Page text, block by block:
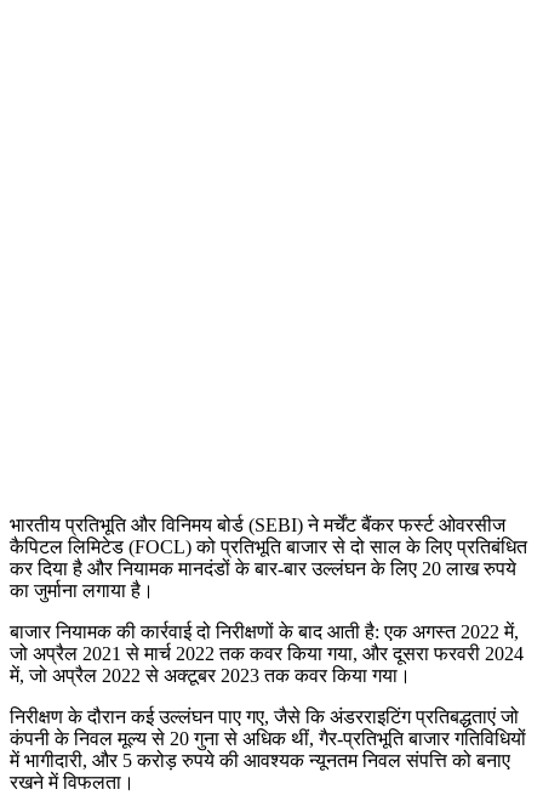
भारतीय प्रतिभूति और विनिमय बोर्ड (SEBI) ने मर्चेंट बैंकर फर्स्ट ओवरसीज
कैपिटल लिमिटेड (FOCL) को प्रतिभूति बाजार से दो साल के लिए प्रतिबंधित
कर दिया है और नियामक मानदंडों के बार-बार उल्लंघन के लिए 20 लाख रुपये
का जुर्माना लगाया है।
बाजार नियामक की कार्रवाई दो निरीक्षणों के बाद आती है: एक अगस्त 2022 में,
जो अप्रैल 2021 से मार्च 2022 तक कवर किया गया, और दूसरा फरवरी 2024
में, जो अप्रैल 2022 से अक्टूबर 2023 तक कवर किया गया।
निरीक्षण के दौरान कई उल्लंघन पाए गए, जैसे कि अंडरराइटिंग प्रतिबद्धताएं जो
कंपनी के निवल मूल्य से 20 गुना से अधिक थीं, गैर-प्रतिभूति बाजार गतिविधियों
में भागीदारी, और 5 करोड़ रुपये की आवश्यक न्यूनतम निवल संपत्ति को बनाए
रखने में विफलता।